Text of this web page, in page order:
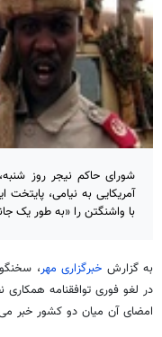
شورای حاکم نیجر روز
با واشنگتن را «به طور یک
به گزارش خبرگزاری مهر،
امضای آن میان دو کشور خبر